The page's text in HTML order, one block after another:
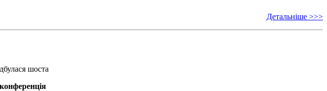
Детальніше >>>
шоста